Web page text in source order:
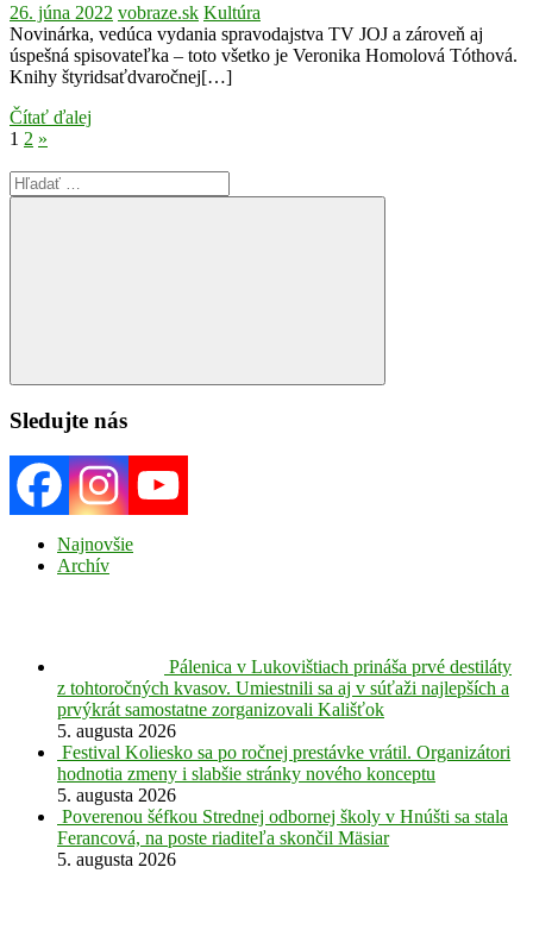
26. júna 2022 vobraze.sk Kultúra
Novinárka, vedúca vydania spravodajstva TV JOJ a zároveň aj
úspešná spisovateľka – toto všetko je Veronika Homolová Tóthová.
Knihy štyridsaťdvaročnej[…]
Čítať ďalej
Stránkovanie
príspevkov
1 2 Next
»
Search
for:
Search
Sledujte nás
Najnovšie
Archív
Pálenica v Lukovištiach prináša prvé destiláty
z tohtoročných kvasov. Umiestnili sa aj v súťaži najlepších a
prvýkrát samostatne zorganizovali Kališťok
5. augusta 2026
Festival Koliesko sa po ročnej prestávke vrátil. Organizátori
hodnotia zmeny i slabšie stránky nového konceptu
5. augusta 2026
Poverenou šéfkou Strednej odbornej školy v Hnúšti sa stala
Ferancová, na poste riaditeľa skončil Mäsiar
5. augusta 2026